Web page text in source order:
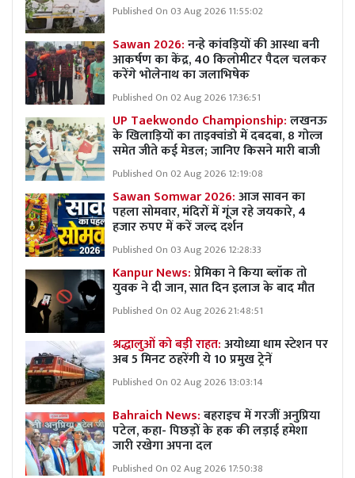
Published On 03 Aug 2026 11:55:02
Sawan 2026:नन्हे कांवड़ियों की आस्था बनी
आकर्षण का केंद्र, 40 किलोमीटर पैदल चलकर
करेंगे भोलेनाथ का जलाभिषेक
Published On 02 Aug 2026 17:36:51
UP Taekwondo Championship:लखनऊ
के खिलाड़ियों का ताइक्वांडो में दबदबा, 8 गोल्ज
समेत जीते कई मेडल; जानिए किसने मारी बाजी
Published On 02 Aug 2026 12:19:08
Sawan Somwar 2026:आज सावन का
पहला सोमवार, मंदिरों में गूंज रहे जयकारे, 4
हजार रुपए में करें जल्द दर्शन
Published On 03 Aug 2026 12:28:33
Kanpur News:प्रेमिका ने किया ब्लॉक तो
युवक ने दी जान, सात दिन इलाज के बाद मौत
Published On 02 Aug 2026 21:48:51
श्रद्धालुओं को बड़ी राहत:अयोध्या धाम स्टेशन पर
अब 5 मिनट ठहरेंगी ये 10 प्रमुख ट्रेनें
Published On 02 Aug 2026 13:03:14
Bahraich News:बहराइच में गरजीं अनुप्रिया
पटेल, कहा- पिछड़ों के हक की लड़ाई हमेशा
जारी रखेगा अपना दल
Published On 02 Aug 2026 17:50:38